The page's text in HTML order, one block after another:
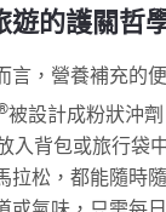
遊的護關哲
言，營養補充的
被設計成粉狀沖
入背包或旅行袋
拉松，都能隨時